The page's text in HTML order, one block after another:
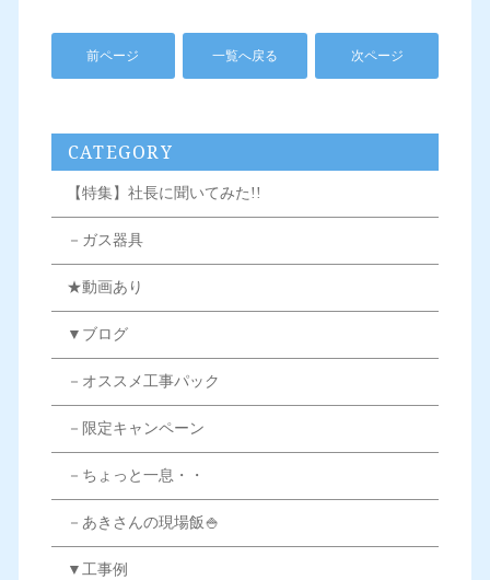
前ページ 一覧へ戻る 次ページ
CATEGORY
【特集】社長に聞いてみた!!
－ガス器具
★動画あり
▼ブログ
－オススメ工事パック
－限定キャンペーン
－ちょっと一息・・
－あきさんの現場飯🍚
▼工事例